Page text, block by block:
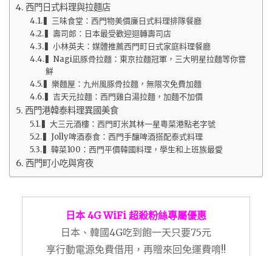
西門日式料理與拉麵店
▍三味食堂：西門物美價廉日式料理排隊餐廳
▍壽司郎：日本最受歡迎迴轉壽司店
▍小林英夫：媒體推薦西門町日式家庭料理餐廳
▍Nagi凪豚骨拉麵：東京拉麵冠軍，三大明星拉麵等你嘗
鮮
▍樂麵屋：九州風豚骨拉麵，無限次免費加麵
▍吉天元拉麵：西門雞白湯拉麵，加麵不加價
西門港韓泰料理異國美食
▍大三元酒樓：西門町米其林一星粵菜港點老字號
▍Jolly啤酒泰食：西門手釀啤酒搭配泰式料理
▍韓菜100：西門平價韓國料理，學生和上班族最愛
西門町小吃與宵夜
日本 4G WiFi 超殺粉絲專屬優惠
日本、韓國4G吃到飽一天只要75元
享行動電源免費借用，再贈來回免運費唷!!